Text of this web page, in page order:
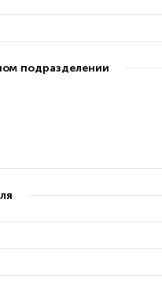
подразделении